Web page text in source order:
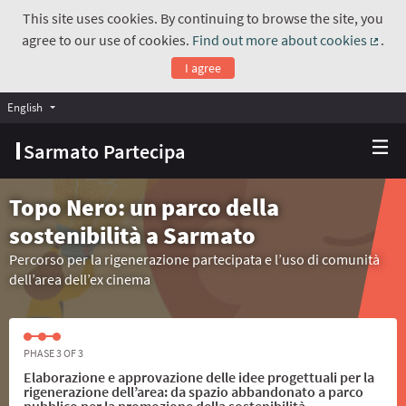
This site uses cookies. By continuing to browse the site, you
agree to our use of cookies. Find out more about cookies
.
I agree
Sarmato Partecipa
English Choose language
Topo Nero: un parco della
sostenibilità a Sarmato
Percorso per la rigenerazione partecipata e l’uso di comunità
dell’area dell’ex cinema
PHASE 3 OF 3
Elaborazione e approvazione delle idee progettuali per la
rigenerazione dell’area: da spazio abbandonato a parco